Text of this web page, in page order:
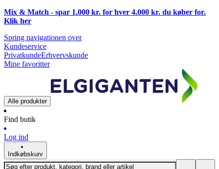
Mix & Match - spar 1.000 kr. for hver 4.000 kr. du køber for.
Klik her
Spring navigationen over
Kundeservice
PrivatkundeErhvervskunde
Mine favoritter
Alle produkter
Find butik
Log ind
Indkøbskurv